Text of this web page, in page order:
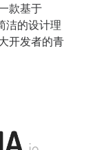
款基于
洁的设计理
开发者的青